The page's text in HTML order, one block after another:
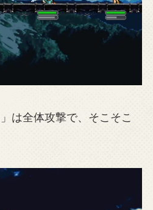
」は全体攻撃で、そこそこ